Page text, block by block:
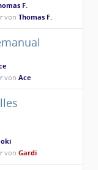
F.
vonThomas F.
vonAce
vonGardi